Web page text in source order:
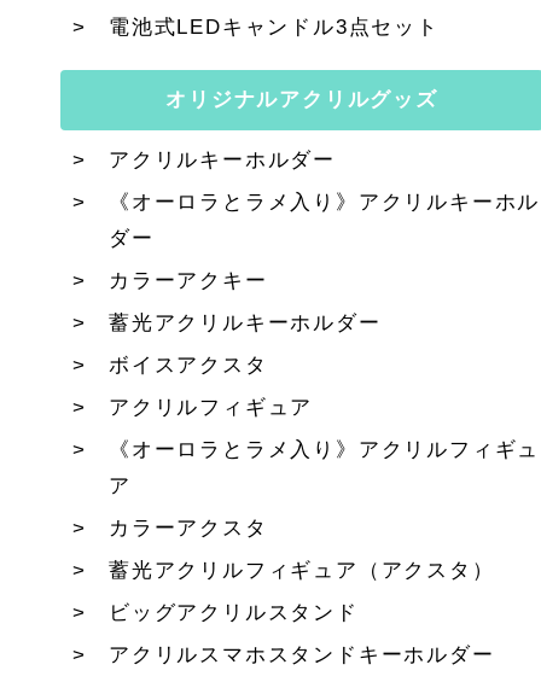
電池式LEDキャンドル3点セット
オリジナルアクリルグッズ
アクリルキーホルダー
《オーロラとラメ入り》アクリルキーホル
ダー
カラーアクキー
蓄光アクリルキーホルダー
ボイスアクスタ
アクリルフィギュア
《オーロラとラメ入り》アクリルフィギュ
ア
カラーアクスタ
蓄光アクリルフィギュア（アクスタ）
ビッグアクリルスタンド
アクリルスマホスタンドキーホルダー